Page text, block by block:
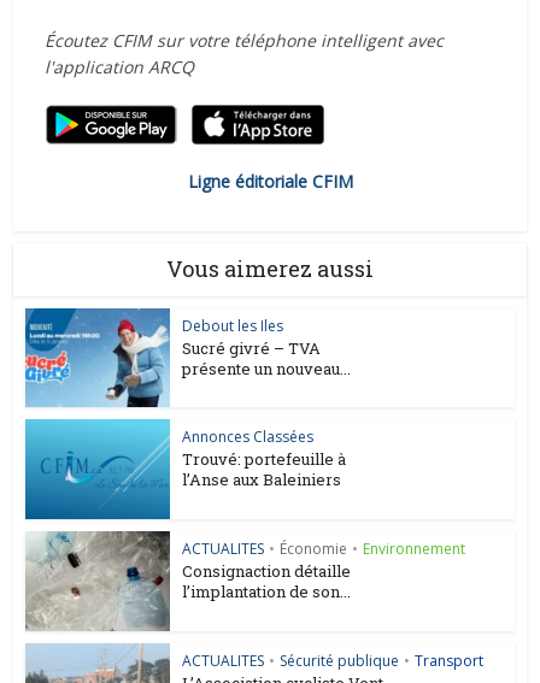
Écoutez CFIM sur votre téléphone intelligent avec
l'application ARCQ
Ligne éditoriale CFIM
Vous aimerez aussi
Debout les Iles
Sucré givré – TVA
présente un nouveau...
Annonces Classées
Trouvé: portefeuille à
l’Anse aux Baleiniers
ACTUALITES • Économie • Environnement
Consignaction détaille
l’implantation de son...
ACTUALITES • Sécurité publique • Transport